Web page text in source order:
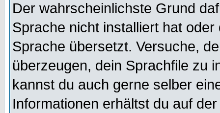
Der wahrscheinlichste Grund
Sprache nicht installiert hat
Sprache übersetzt. Versuche,
überzeugen, dein Sprachfile zu
kannst du auch gerne selber
Informationen erhältst du auf